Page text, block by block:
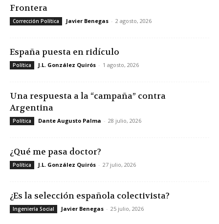
Frontera
Corrección Política Javier Benegas - 2 agosto, 2026
España puesta en ridículo
Política J.L. González Quirós - 1 agosto, 2026
Una respuesta a la “campaña” contra
Argentina
Política Dante Augusto Palma - 28 julio, 2026
¿Qué me pasa doctor?
Política J.L. González Quirós - 27 julio, 2026
¿Es la selección española colectivista?
Ingeniería Social Javier Benegas - 25 julio, 2026